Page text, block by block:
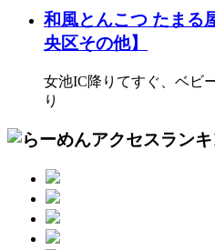
和風とんこつ たまる
央区その他】
女池IC降りてすぐ、ベビ